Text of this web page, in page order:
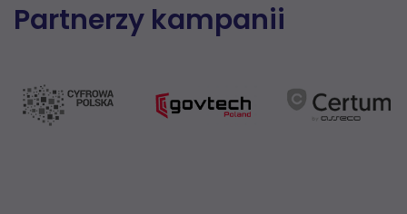
Partnerzy kampanii